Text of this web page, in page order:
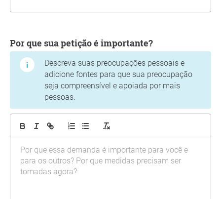
Por que sua petição é importante?
Descreva suas preocupações pessoais e
adicione fontes para que sua preocupação
seja compreensível e apoiada por mais
pessoas.